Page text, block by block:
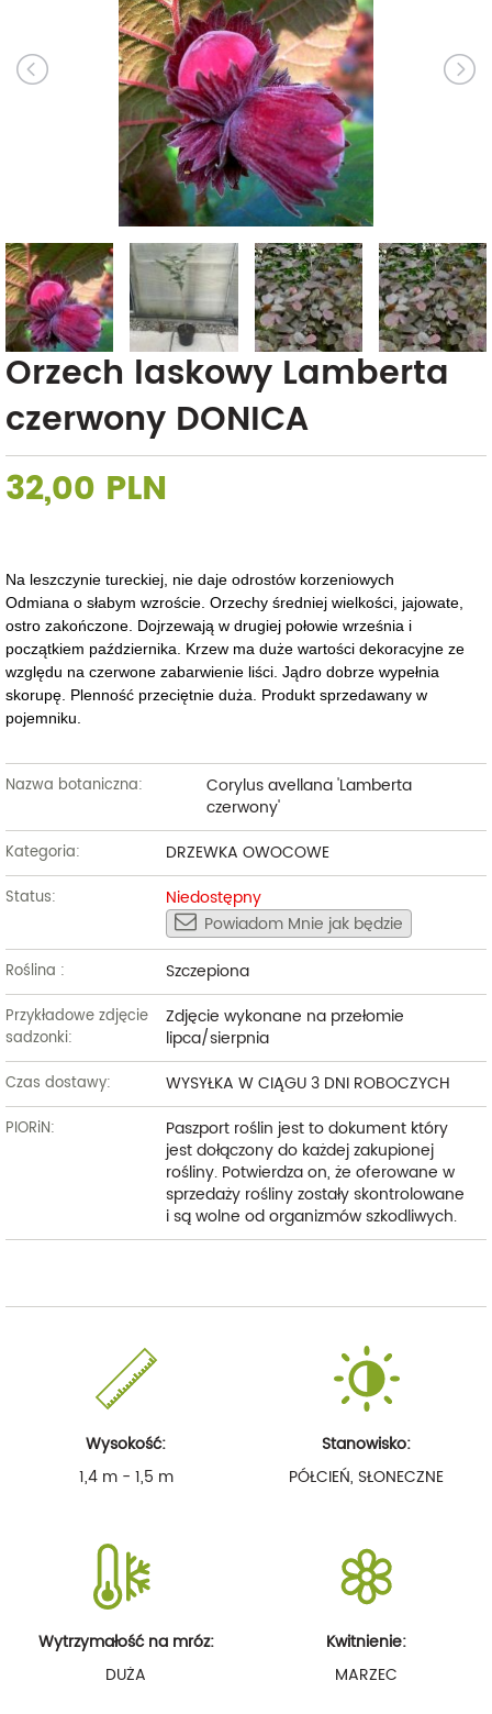
Orzech laskowy Lamberta
czerwony DONICA
32,00 PLN
Na leszczynie tureckiej, nie daje odrostów korzeniowych
Odmiana o słabym wzroście. Orzechy średniej wielkości, jajowate,
ostro zakończone. Dojrzewają w drugiej połowie września i
początkiem października. Krzew ma duże wartości dekoracyjne ze
względu na czerwone zabarwienie liści. Jądro dobrze wypełnia
skorupę. Plenność przeciętnie duża. Produkt sprzedawany w
pojemniku.
Nazwa botaniczna:
Corylus avellana 'Lamberta
czerwony'
Kategoria: DRZEWKA OWOCOWE
Status:
Niedostępny
Powiadom Mnie jak będzie
Roślina : Szczepiona
Przykładowe zdjęcie
sadzonki:
Zdjęcie wykonane na przełomie
lipca/sierpnia
Czas dostawy: WYSYŁKA W CIĄGU 3 DNI ROBOCZYCH
PIORiN:
Paszport roślin jest to dokument który
jest dołączony do każdej zakupionej
rośliny. Potwierdza on, że oferowane w
sprzedaży rośliny zostały skontrolowane
i są wolne od organizmów szkodliwych.
Wysokość:
1,4 m - 1,5 m
Stanowisko:
PÓŁCIEŃ, SŁONECZNE
Wytrzymałość na mróz:
DUŻA
Kwitnienie:
MARZEC